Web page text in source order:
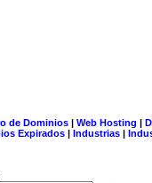
de Dominios| Web Hosting |
Expirados | Industrias |